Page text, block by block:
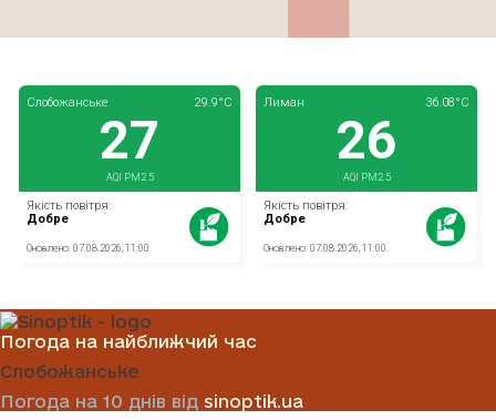
Погода на найближчий час
Слобожанське
Погода на 10 днів від sinoptik.ua